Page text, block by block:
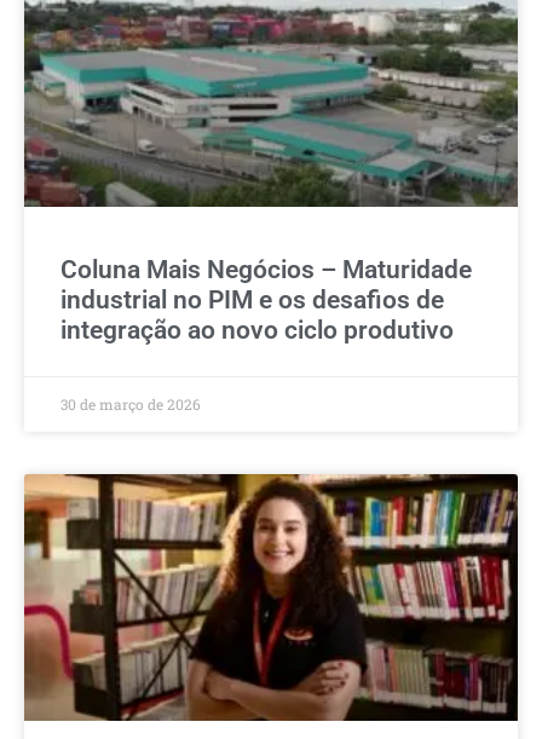
Coluna Mais Negócios – Maturidade
industrial no PIM e os desafios de
integração ao novo ciclo produtivo
30 de março de 2026